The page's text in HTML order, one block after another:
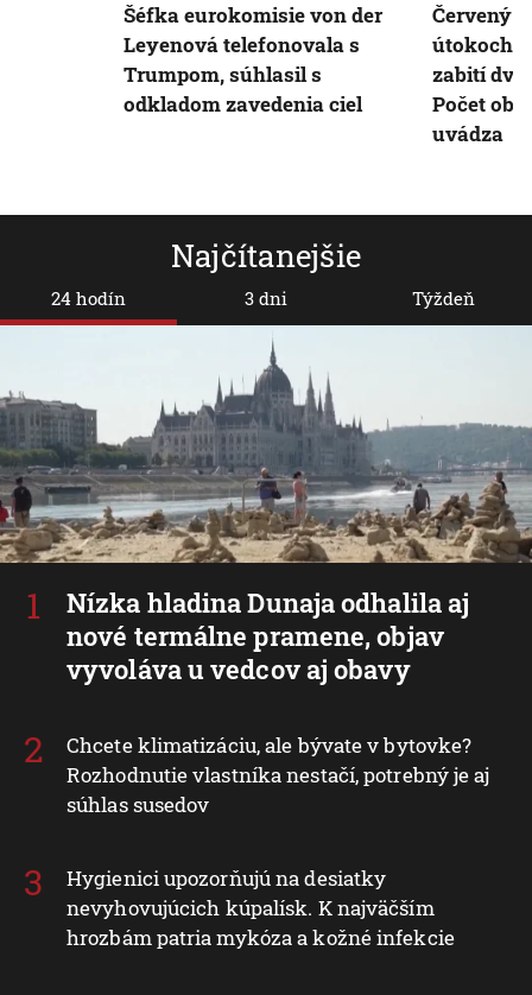
Najčítanejšie
24 hodín
Nízka hladina Dunaja odhalila aj
nové termálne pramene, objav
vyvoláva u vedcov aj obavy
Chcete klimatizáciu, ale bývate v bytovke?
Rozhodnutie vlastníka nestačí, potrebný je aj
súhlas susedov
Hygienici upozorňujú na desiatky
nevyhovujúcich kúpalísk. K najväčším
hrozbám patria mykóza a kožné infekcie
3 dni Týždeň
Šéfka eurokomisie von der
Leyenová telefonovala s
Trumpom, súhlasil s
odkladom zavedenia ciel
Červený
útokoch v
zabití
Počet
uvádza